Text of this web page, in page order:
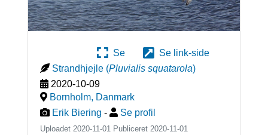
Se
Se link-side
Strandhjejle (Pluvialis squatarola)
2020-10-09
Bornholm, Danmark
Erik Biering - Se profil
Uploadet 2020-11-01 Publiceret 2020-11-01